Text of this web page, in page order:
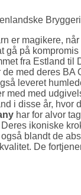
er magikere,
gå på
fra Estland
de med deres BA
leveret
med med
i disse år,
har for alvor
ikoniske
blandt de
De